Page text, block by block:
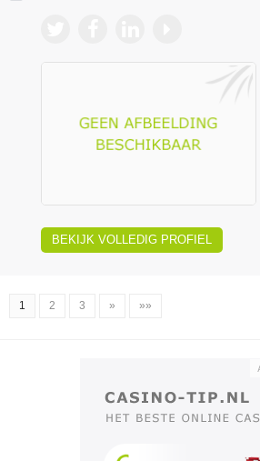
BEKIJK VOLLEDIG PROFIEL
1 2 3 » »»